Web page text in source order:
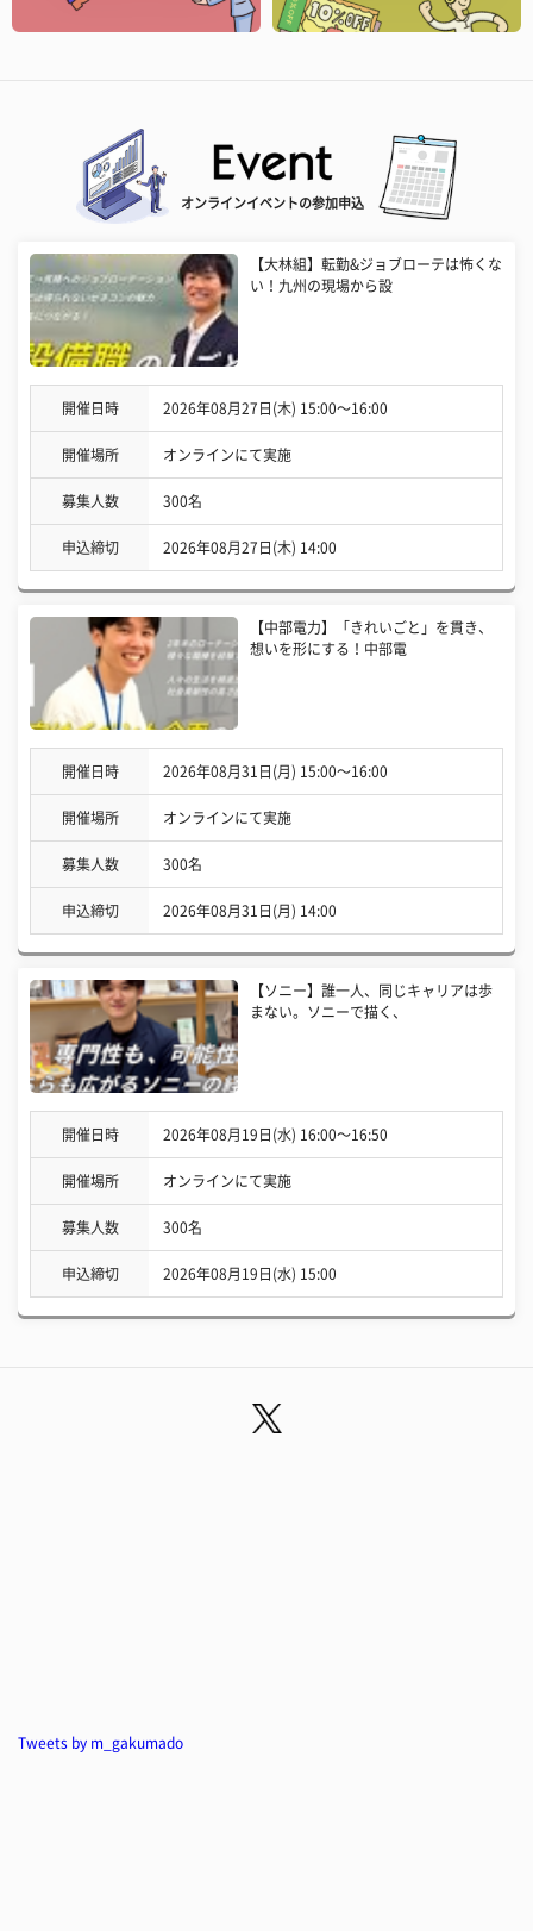
オンラインイベントの参加申込
【大林組】転勤&ジョブローテは怖くな
い！九州の現場から設
開催日時 2026年08月27日(木) 15:00〜16:00
開催場所 オンラインにて実施
募集人数 300名
申込締切 2026年08月27日(木) 14:00
【中部電力】「きれいごと」を貫き、
想いを形にする！中部電
開催日時 2026年08月31日(月) 15:00〜16:00
開催場所 オンラインにて実施
募集人数 300名
申込締切 2026年08月31日(月) 14:00
【ソニー】誰一人、同じキャリアは歩
まない。ソニーで描く、
開催日時 2026年08月19日(水) 16:00〜16:50
開催場所 オンラインにて実施
募集人数 300名
申込締切 2026年08月19日(水) 15:00
Tweets by m_gakumado